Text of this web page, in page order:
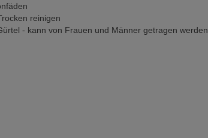
reinigen
- kann von Frauen und Männer getragen werden